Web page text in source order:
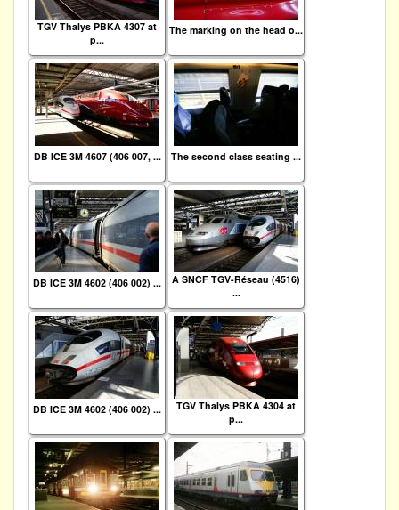
TGV Thalys PBKA 4307 at
p...
The marking on the head o...
DB ICE 3M 4607 (406 007, ... The second class seating ...
DB ICE 3M 4602 (406 002) ...
A SNCF TGV-Réseau (4516)
...
DB ICE 3M 4602 (406 002) ...
TGV Thalys PBKA 4304 at
p...